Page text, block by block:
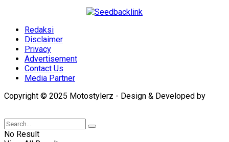
Redaksi
Disclaimer
Privacy
Advertisement
Contact Us
Media Partner
Copyright © 2025 Motostylerz - Design & Developed by
No Result